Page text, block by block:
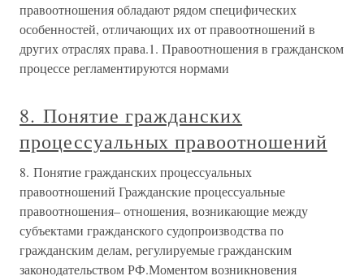
правоотношения обладают рядом специфических
особенностей, отличающих их от правоотношений в
других отраслях права.1. Правоотношения в гражданском
процессе регламентируются нормами
8. Понятие гражданских
процессуальных правоотношений
8. Понятие гражданских процессуальных
правоотношений Гражданские процессуальные
правоотношения– отношения, возникающие между
субъектами гражданского судопроизводства по
гражданским делам, регулируемые гражданским
законодательством РФ.Моментом возникновения